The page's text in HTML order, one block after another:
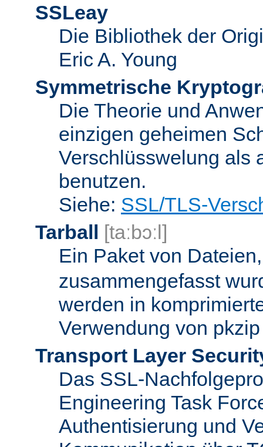
SSLeay
Die Bibliothek der
Eric A. Young
Symmetrische
Die Theorie und
einzigen geheimen
Verschlüsswelung als
benutzen.
Siehe: SSL/TLS-
Tarball [taːbɔːl]
Ein Paket von
zusammengefasst
werden in
Verwendung von
Transport Layer
Das SSL-
Engineering Task
Authentisierung und